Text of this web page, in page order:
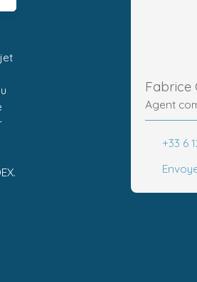
Fabrice
Agent
+33 6